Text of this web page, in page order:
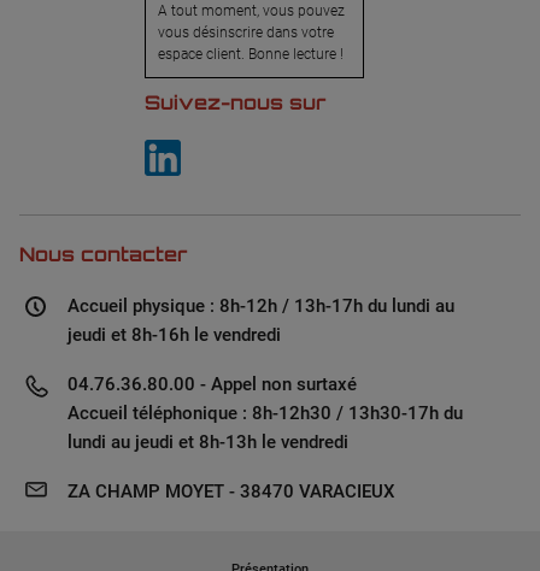
A tout moment, vous pouvez
vous désinscrire dans votre
espace client. Bonne lecture !
Suivez-nous sur
Nous contacter
Accueil physique : 8h-12h / 13h-17h du lundi au
jeudi et 8h-16h le vendredi
04.76.36.80.00 - Appel non surtaxé
Accueil téléphonique : 8h-12h30 / 13h30-17h du
lundi au jeudi et 8h-13h le vendredi
ZA CHAMP MOYET - 38470 VARACIEUX